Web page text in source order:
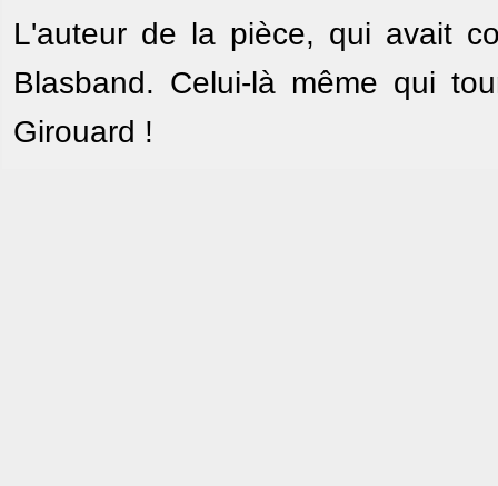
L'auteur de la pièce, qui avait
Blasband. Celui-là même qui
Girouard !